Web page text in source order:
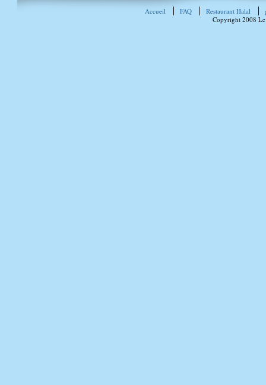
Accueil FAQ Restaurant Halal
Copyright 2008